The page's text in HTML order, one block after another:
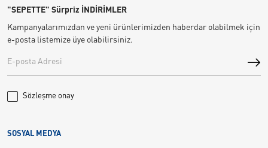
"SEPETTE" Sürpriz İNDİRİMLER
Kampanyalarımızdan ve yeni ürünlerimizden haberdar olabilmek için
e-posta listemize üye olabilirsiniz.
Sözleşme onay
SOSYAL MEDYA